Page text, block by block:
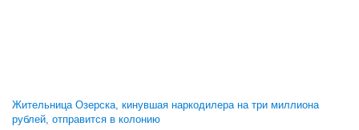
Жительница Озерска, кинувшая наркодилера на три миллиона
рублей, отправится в колонию